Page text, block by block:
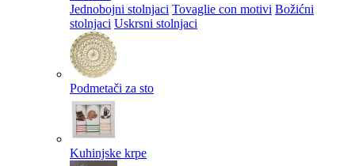
Jednobojni stolnjaci Tovaglie con motivi Božićni
stolnjaci Uskrsni stolnjaci
Podmetači za sto
Kuhinjske krpe